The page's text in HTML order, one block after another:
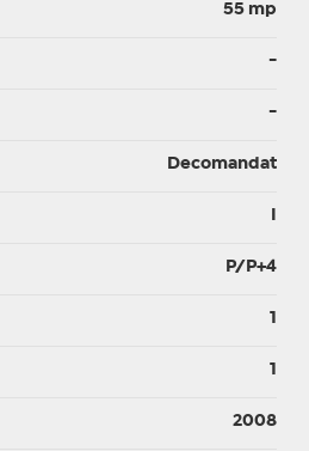
55 mp
-
-
Decomandat
P/P+4
1
1
2008